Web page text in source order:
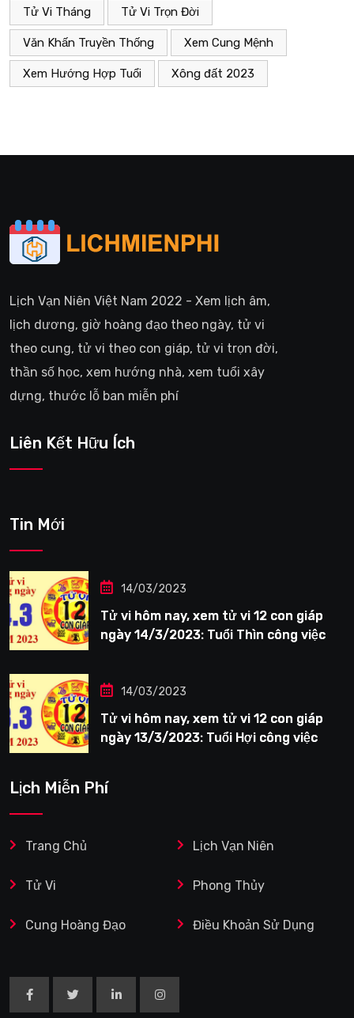
Tử Vi Tháng Tử Vi Trọn Đời
Văn Khấn Truyền Thống Xem Cung Mệnh
Xem Hướng Hợp Tuổi Xông đất 2023
Lịch Vạn Niên Việt Nam 2022 - Xem lịch âm,
lịch dương, giờ hoàng đạo theo ngày, tử vi
theo cung, tử vi theo con giáp, tử vi trọn đời,
thần số học, xem hướng nhà, xem tuổi xây
dựng, thước lỗ ban miễn phí
Liên Kết Hữu Ích
Tin Mới
14/03/2023
Tử vi hôm nay, xem tử vi 12 con giáp
ngày 14/3/2023: Tuổi Thìn công việc
14/03/2023
Tử vi hôm nay, xem tử vi 12 con giáp
ngày 13/3/2023: Tuổi Hợi công việc
Lịch Miễn Phí
Trang Chủ Lịch Vạn Niên
Tử Vi Phong Thủy
Cung Hoàng Đạo Điều Khoản Sử Dụng